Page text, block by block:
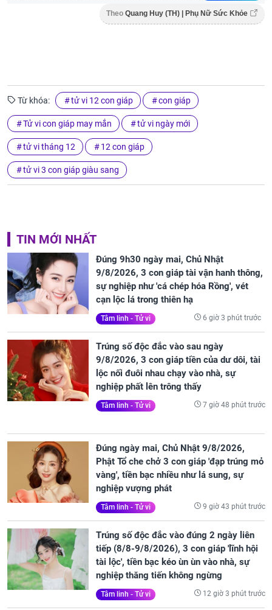
Theo Quang Huy (TH) | Phụ Nữ Sức Khỏe
Từ khóa: tử vi 12 con giáp con giáp
Tử vi con giáp may mắn tử vi ngày mới
tử vi tháng 12 12 con giáp
tử vi 3 con giáp giàu sang
TIN MỚI NHẤT
Đúng 9h30 ngày mai, Chủ Nhật
9/8/2026, 3 con giáp tài vận hanh thông,
sự nghiệp như 'cá chép hóa Rồng', vét
cạn lộc lá trong thiên hạ
Tâm linh - Tử vi 6 giờ 3 phút trước
Trúng số độc đắc vào sau ngày
9/8/2026, 3 con giáp tiền của dư dôi, tài
lộc nối đuôi nhau chạy vào nhà, sự
nghiệp phất lên trông thấy
Tâm linh - Tử vi 7 giờ 48 phút trước
Đúng ngày mai, Chủ Nhật 9/8/2026,
Phật Tổ che chở 3 con giáp 'đạp trúng mỏ
vàng', tiền bạc nhiều như lá sung, sự
nghiệp vượng phát
Tâm linh - Tử vi 9 giờ 43 phút trước
Trúng số độc đắc vào đúng 2 ngày liên
tiếp (8/8-9/8/2026), 3 con giáp 'lĩnh hội
tài lộc', tiền bạc kéo ùn ùn vào nhà, sự
nghiệp thăng tiến không ngừng
Tâm linh - Tử vi 12 giờ 3 phút trước